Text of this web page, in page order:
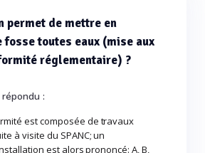
permet de mettre en
fosse toutes eaux (mise aux
réglementaire) ?
:
est composée de travaux
à visite du SPANC; un
est alors prononcé: A, B,